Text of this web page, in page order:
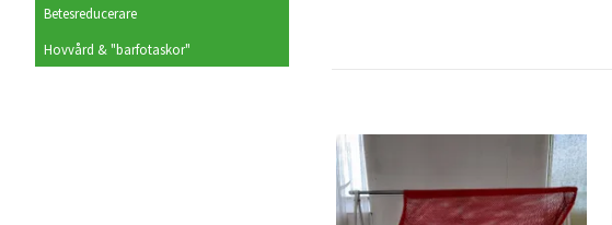
Betesreducerare
Hovvård & "barfotaskor"